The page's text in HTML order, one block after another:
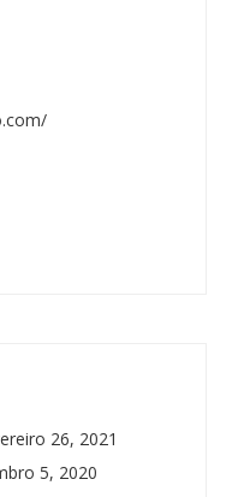
26, 2021
5, 2020